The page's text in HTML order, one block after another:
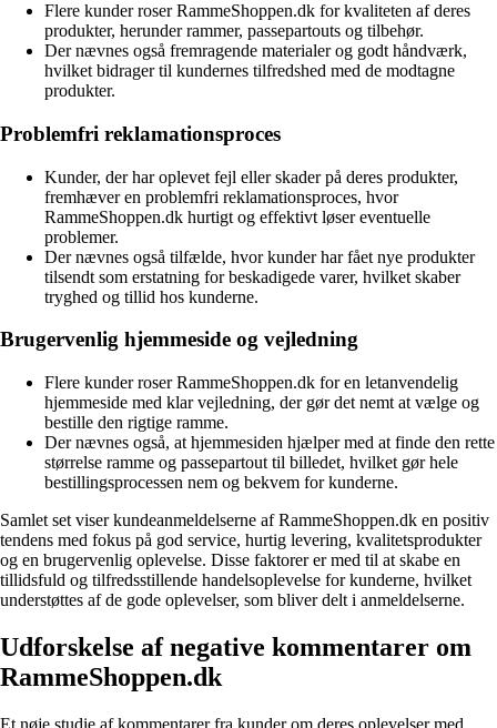
Flere kunder roser RammeShoppen.dk for kvaliteten af deres
produkter, herunder rammer, passepartouts og tilbehør.
Der nævnes også fremragende materialer og godt håndværk,
hvilket bidrager til kundernes tilfredshed med de modtagne
produkter.
Problemfri reklamationsproces
Kunder, der har oplevet fejl eller skader på deres produkter,
fremhæver en problemfri reklamationsproces, hvor
RammeShoppen.dk hurtigt og effektivt løser eventuelle
problemer.
Der nævnes også tilfælde, hvor kunder har fået nye produkter
tilsendt som erstatning for beskadigede varer, hvilket skaber
tryghed og tillid hos kunderne.
Brugervenlig hjemmeside og vejledning
Flere kunder roser RammeShoppen.dk for en letanvendelig
hjemmeside med klar vejledning, der gør det nemt at vælge og
bestille den rigtige ramme.
Der nævnes også, at hjemmesiden hjælper med at finde den rette
størrelse ramme og passepartout til billedet, hvilket gør hele
bestillingsprocessen nem og bekvem for kunderne.
Samlet set viser kundeanmeldelserne af RammeShoppen.dk en positiv
tendens med fokus på god service, hurtig levering, kvalitetsprodukter
og en brugervenlig oplevelse. Disse faktorer er med til at skabe en
tillidsfuld og tilfredsstillende handelsoplevelse for kunderne, hvilket
understøttes af de gode oplevelser, som bliver delt i anmeldelserne.
Udforskelse af negative kommentarer om
RammeShoppen.dk
Et nøje studie af kommentarer fra kunder om deres oplevelser med